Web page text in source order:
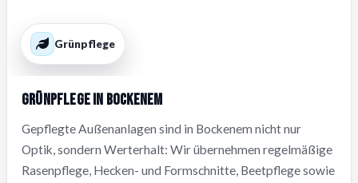
Grünpflege
Grünpflege in Bockenem
Gepflegte Außenanlagen sind in Bockenem nicht nur
Optik, sondern Werterhalt: Wir übernehmen regelmäßige
Rasenpflege, Hecken- und Formschnitte, Beetpflege sowie